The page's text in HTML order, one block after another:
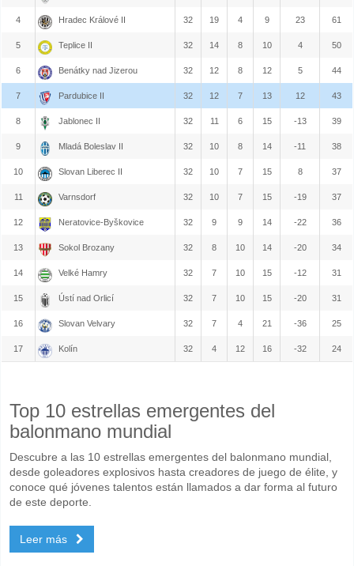
4 Hradec Králové II 32 19 4 9 23 61
5 Teplice II 32 14 8 10 4 50
6 Benátky nad Jizerou 32 12 8 12 5 44
7 Pardubice II 32 12 7 13 12 43
8 Jablonec II 32 11 6 15 -13 39
9 Mladá Boleslav II 32 10 8 14 -11 38
10 Slovan Liberec II 32 10 7 15 8 37
11 Varnsdorf 32 10 7 15 -19 37
12 Neratovice-Byškovice 32 9 9 14 -22 36
13 Sokol Brozany 32 8 10 14 -20 34
14 Velké Hamry 32 7 10 15 -12 31
15 Ústí nad Orlicí 32 7 10 15 -20 31
16 Slovan Velvary 32 7 4 21 -36 25
17 Kolín 32 4 12 16 -32 24
Top 10 estrellas emergentes del
balonmano mundial
Descubre a las 10 estrellas emergentes del balonmano mundial,
desde goleadores explosivos hasta creadores de juego de élite, y
conoce qué jóvenes talentos están llamados a dar forma al futuro
de este deporte.
Leer más